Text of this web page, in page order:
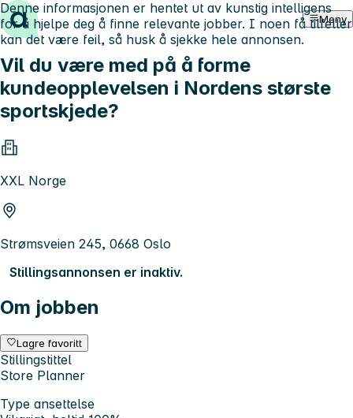
Hopp til innhold Meny
Vil du være med på å forme
kundeopplevelsen i Nordens største
sportskjede?
XXL Norge
Strømsveien 245, 0668 Oslo
Stillingsannonsen er inaktiv.
Om jobben
Lagre favoritt
Stillingstittel
Store Planner
Type ansettelse
Denne informasjonen er hentet ut av kunstig intelligens
for å hjelpe deg å finne relevante jobber. I noen få tilfeller
kan det være feil, så husk å sjekke hele annonsen.